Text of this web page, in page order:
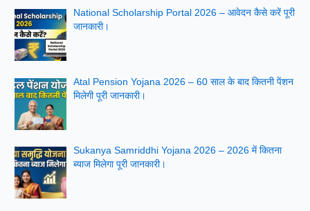
National Scholarship Portal 2026 – आवेदन कैसे करें पूरी
जानकारी।
Atal Pension Yojana 2026 – 60 साल के बाद कितनी पेंशन
मिलेगी पूरी जानकारी।
Sukanya Samriddhi Yojana 2026 – 2026 में कितना
ब्याज मिलेगा पूरी जानकारी।